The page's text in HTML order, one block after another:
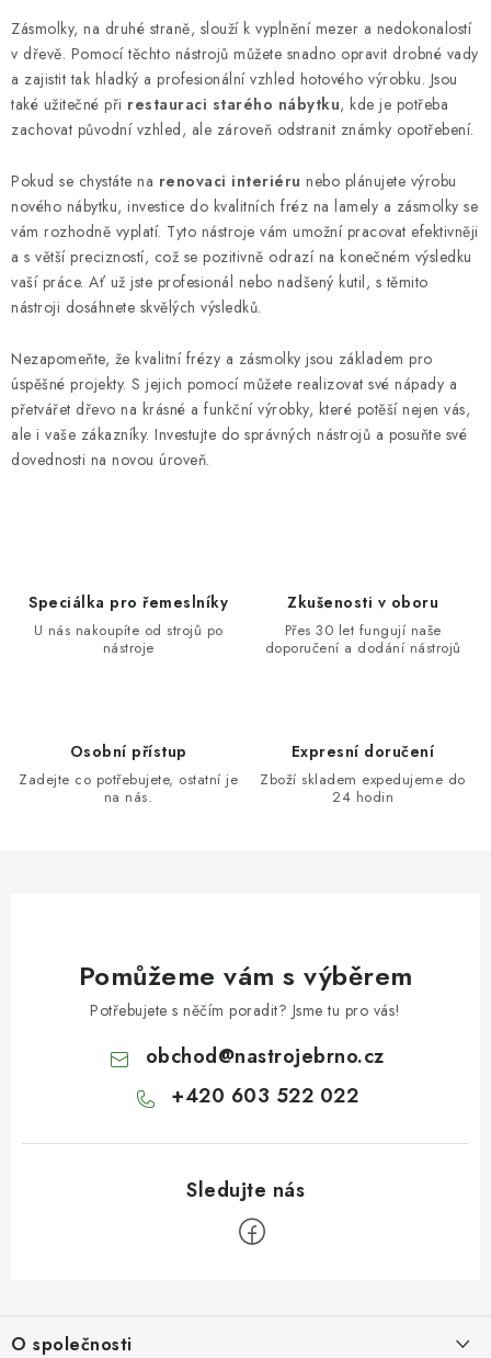
ý
p
i
s
Zásmolky, na druhé straně, slouží k vyplnění mezer a nedokonalostí
v dřevě. Pomocí těchto nástrojů můžete snadno opravit drobné vady
a zajistit tak hladký a profesionální vzhled hotového výrobku. Jsou
také užitečné při restauraci starého nábytku, kde je potřeba
zachovat původní vzhled, ale zároveň odstranit známky opotřebení.
Pokud se chystáte na renovaci interiéru nebo plánujete výrobu
nového nábytku, investice do kvalitních fréz na lamely a zásmolky se
vám rozhodně vyplatí. Tyto nástroje vám umožní pracovat efektivněji
a s větší precizností, což se pozitivně odrazí na konečném výsledku
vaší práce. Ať už jste profesionál nebo nadšený kutil, s těmito
nástroji dosáhnete skvělých výsledků.
Nezapomeňte, že kvalitní frézy a zásmolky jsou základem pro
úspěšné projekty. S jejich pomocí můžete realizovat své nápady a
přetvářet dřevo na krásné a funkční výrobky, které potěší nejen vás,
ale i vaše zákazníky. Investujte do správných nástrojů a posuňte své
dovednosti na novou úroveň.
Speciálka pro řemeslníky
U nás nakoupíte od strojů po
nástroje
Zkušenosti v oboru
Přes 30 let fungují naše
doporučení a dodání nástrojů
Osobní přístup
Zadejte co potřebujete, ostatní je
na nás.
Expresní doručení
Zboží skladem expedujeme do
24 hodin
Pomůžeme vám s výběrem
Potřebujete s něčím poradit? Jsme tu pro vás!
obchod@nastrojebrno.cz
+420 603 522 022
O společnosti